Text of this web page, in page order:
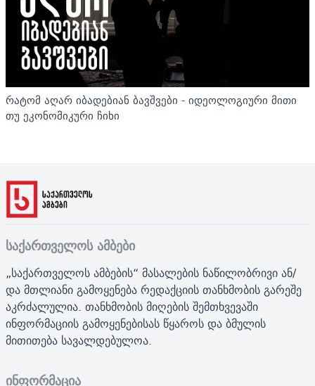
რატომ აღარ იბადებიან ბავშვები - იდეოლოგიური მითი
თუ ეკონომიკური ჩიხი
საქართველოს ამბები
„საქართველოს ამბების“ მასალების ნაწილობრივი ან/
და მთლიანი გამოყენება რედაქციის თანხმობის გარეშე
აკრძალულია. თანხმობის მიღების შემთხვევაში
ინფორმაციის გამოყენებისას წყაროს და ბმულის
მითითება სავალდებულოა.
ინფორმაცია